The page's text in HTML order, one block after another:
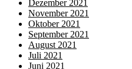
Dezember 2021
November 2021
Oktober 2021
September 2021
August 2021
Juli 2021
Juni 2021